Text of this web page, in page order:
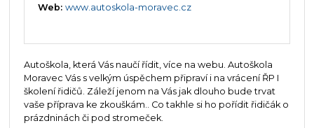
Web: www.autoskola-moravec.cz
Autoškola, která Vás naučí řídit, více na webu. Autoškola
Moravec Vás s velkým úspěchem připraví i na vrácení ŘP I
školení řidičů. Záleží jenom na Vás jak dlouho bude trvat
vaše příprava ke zkouškám.. Co takhle si ho pořídit řidičák o
prázdninách či pod stromeček.